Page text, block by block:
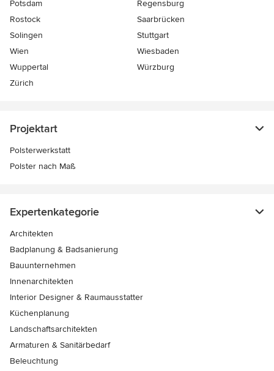
Potsdam
Regensburg
Rostock
Saarbrücken
Solingen
Stuttgart
Wien
Wiesbaden
Wuppertal
Würzburg
Zürich
Projektart
Polsterwerkstatt
Polster nach Maß
Expertenkategorie
Architekten
Badplanung & Badsanierung
Bauunternehmen
Innenarchitekten
Interior Designer & Raumausstatter
Küchenplanung
Landschaftsarchitekten
Armaturen & Sanitärbedarf
Beleuchtung